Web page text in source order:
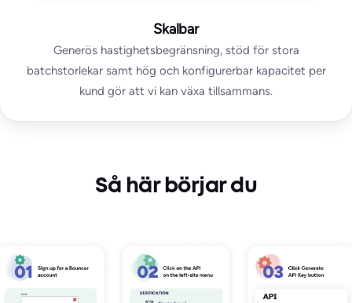
Skalbar
Generös hastighetsbegränsning, stöd för stora
batchstorlekar samt hög och konfigurerbar kapacitet per
kund gör att vi kan växa tillsammans.
Så här börjar du